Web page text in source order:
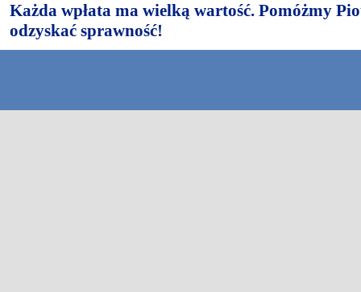
Każda wpłata ma wielką wartość. Pomóżmy
odzyskać sprawność!